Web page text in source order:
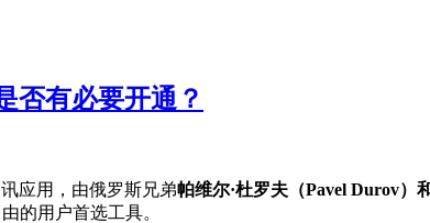
否有必要开通？
应用，由俄罗斯兄弟帕维尔·杜罗夫（Pavel Durov）
的用户首选工具。